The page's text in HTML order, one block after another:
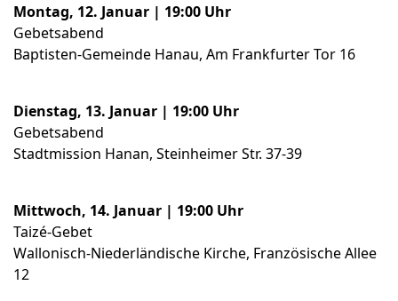
Montag, 12. Januar | 19:00 Uhr
Gebetsabend
Baptisten-Gemeinde Hanau, Am Frankfurter Tor 16
Dienstag, 13. Januar | 19:00 Uhr
Gebetsabend
Stadtmission Hanan, Steinheimer Str. 37-39
Mittwoch, 14. Januar | 19:00 Uhr
Taizé-Gebet
Wallonisch-Niederländische Kirche, Französische Allee
12